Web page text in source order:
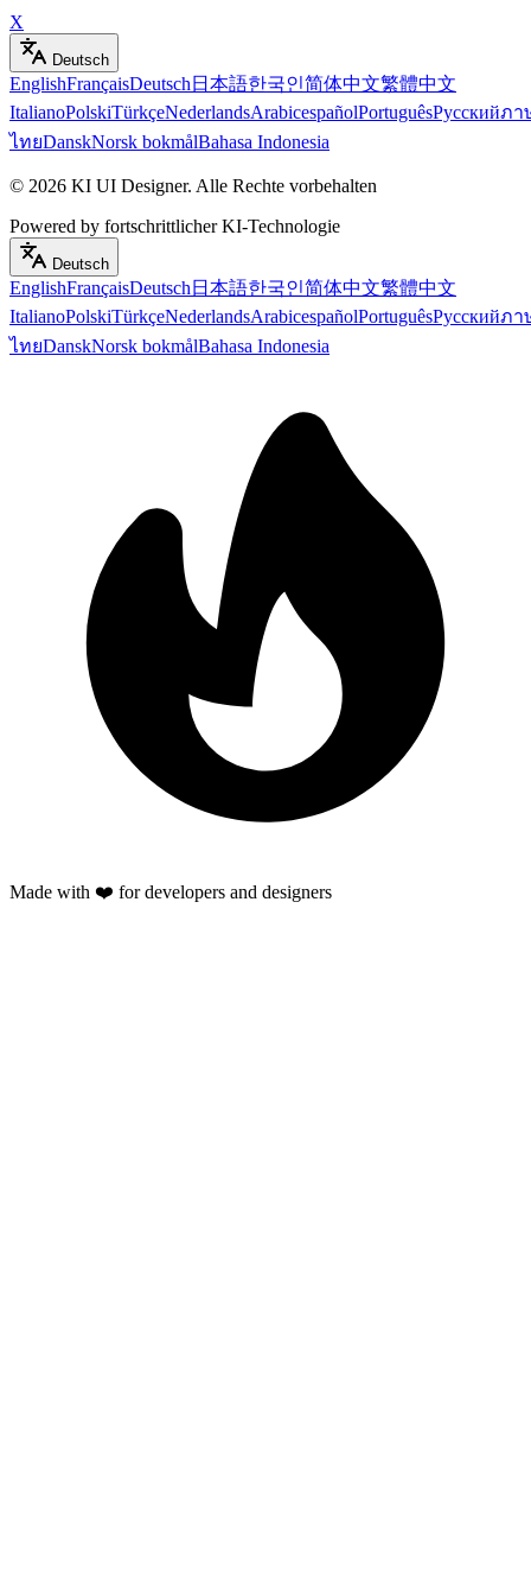
X
Deutsch
EnglishFrançaisDeutsch 日本語한국인简体中文繁體中文
ItalianoPolskiTürkçeNederlandsArabicespañolPortuguêsРусскийภา
ไทยDanskNorsk bokmålBahasa Indonesia
© 2026 KI UI Designer. Alle Rechte vorbehalten
Powered by fortschrittlicher KI-Technologie
Deutsch
EnglishFrançaisDeutsch 日本語한국인简体中文繁體中文
ItalianoPolskiTürkçeNederlandsArabicespañolPortuguêsРусскийภา
ไทยDanskNorsk bokmålBahasa Indonesia
Made with ❤️ for developers and designers